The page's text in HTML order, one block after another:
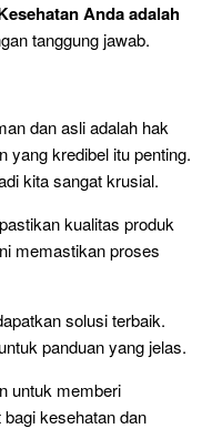
Anda adalah
tanggung jawab.
dan asli adalah hak
yang kredibel itu penting.
kita sangat krusial.
kualitas produk
memastikan proses
solusi terbaik.
panduan yang jelas.
untuk memberi
kesehatan dan